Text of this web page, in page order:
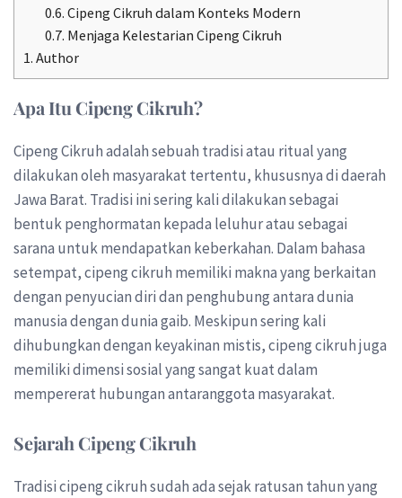
0.6. Cipeng Cikruh dalam Konteks Modern
0.7. Menjaga Kelestarian Cipeng Cikruh
1. Author
Apa Itu Cipeng Cikruh?
Cipeng Cikruh adalah sebuah tradisi atau ritual yang
dilakukan oleh masyarakat tertentu, khususnya di daerah
Jawa Barat. Tradisi ini sering kali dilakukan sebagai
bentuk penghormatan kepada leluhur atau sebagai
sarana untuk mendapatkan keberkahan. Dalam bahasa
setempat, cipeng cikruh memiliki makna yang berkaitan
dengan penyucian diri dan penghubung antara dunia
manusia dengan dunia gaib. Meskipun sering kali
dihubungkan dengan keyakinan mistis, cipeng cikruh juga
memiliki dimensi sosial yang sangat kuat dalam
mempererat hubungan antaranggota masyarakat.
Sejarah Cipeng Cikruh
Tradisi cipeng cikruh sudah ada sejak ratusan tahun yang